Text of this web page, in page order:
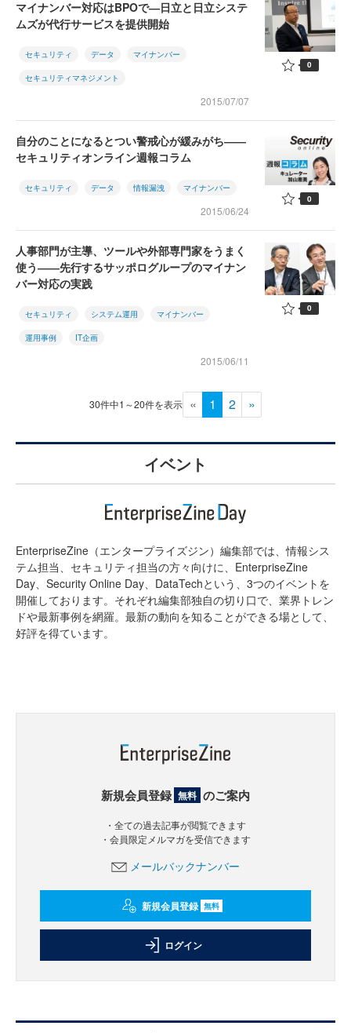
マイナンバー対応はBPOで―日立と日立システ
ムズが代行サービスを提供開始
セキュリティ データ マイナンバー
セキュリティマネジメント
2015/07/07
0
自分のことになるとつい警戒心が緩みがち――
セキュリティオンライン週報コラム
セキュリティ データ 情報漏洩 マイナンバー
2015/06/24
0
人事部門が主導、ツールや外部専門家をうまく
使う――先行するサッポログループのマイナン
バー対応の実践
セキュリティ システム運用 マイナンバー
運用事例 IT企画
2015/06/11
0
30件中1～20件を表示 « 1 2 »
イベント
EnterpriseZine（エンタープライズジン）編集部では、情報シス
テム担当、セキュリティ担当の方々向けに、EnterpriseZine
Day、Security Online Day、DataTechという、3つのイベントを
開催しております。それぞれ編集部独自の切り口で、業界トレン
ドや最新事例を網羅。最新の動向を知ることができる場として、
好評を得ています。
新規会員登録 無料 のご案内
・全ての過去記事が閲覧できます
・会員限定メルマガを受信できます
メールバックナンバー
新規会員登録 無料
ログイン